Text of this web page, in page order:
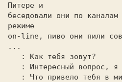
Питере и
беседовали они по
режиме
on-line, пиво они пили
...
: Как тебя зовут?
: Интересный вопрос, я
: Что привело тебя в